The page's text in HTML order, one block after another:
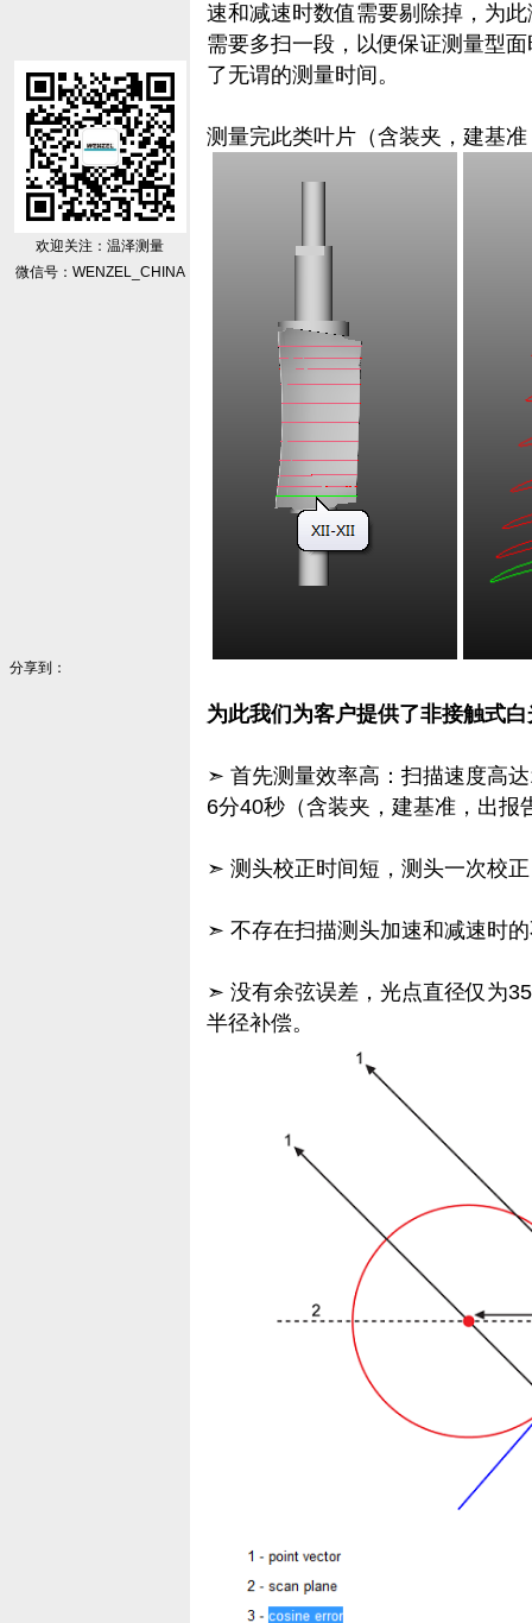
欢迎关注：温泽测量
微信号：WENZEL_CHINA
分享到：
速和减速时数值需要剔除掉，为
需要多扫一段，以便保证测量型
了无谓的测量时间。
测量完此类叶片（含装夹，建基
为此我们为客户提供了非接触式
➣ 首先测量效率高：扫描速度高
6分40秒（含装夹，建基准，出报
➣ 测头校正时间短，测头一次校
➣ 不存在扫描测头加速和减速时
➣ 没有余弦误差，光点直径仅为
半径补偿。